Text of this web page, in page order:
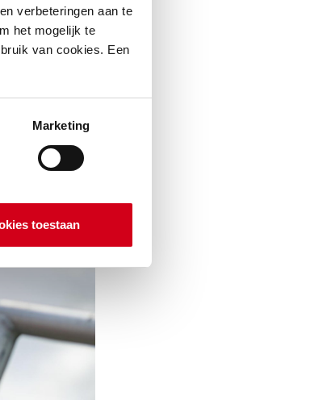
verbeteringen aan te
het mogelijk te
van cookies. Een
Marketing
toestaan
de
minimale